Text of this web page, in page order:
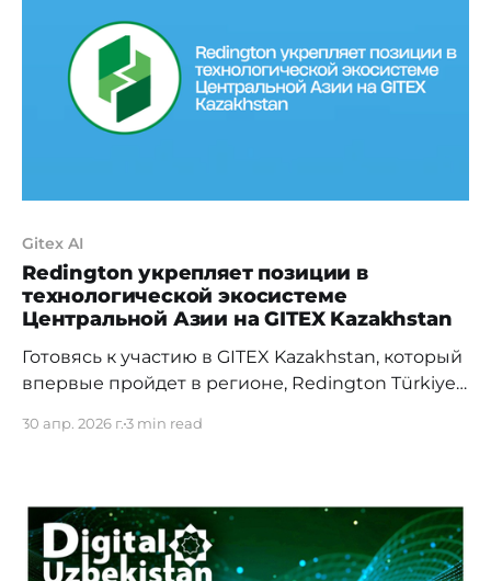
технологическое и AI-событие региона,
ставшее переломным
Gitex AI
Redington укрепляет позиции в
технологической экосистеме
Центральной Азии на GITEX Kazakhstan
Готовясь к участию в GITEX Kazakhstan, который
впервые пройдет в регионе, Redington Türkiye
технологических решений, опирающийся на
чем в 50 странах и выступает дистрибьютором
для свыше 450 глобальных технологических
брендов. Обладая широким портфелем
30 апр. 2026 г.3 min read